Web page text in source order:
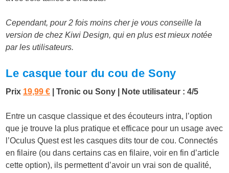
Cependant, pour 2 fois moins cher je vous conseille la
version de chez Kiwi Design, qui en plus est mieux notée
par les utilisateurs.
Le casque tour du cou de Sony
Prix 19,99 € |Tronic ou Sony | Note utilisateur : 4/5
Entre un casque classique et des écouteurs intra, l’option
que je trouve la plus pratique et efficace pour un usage avec
l’Oculus Quest est les casques dits tour de cou. Connectés
en filaire (ou dans certains cas en filaire, voir en fin d’article
cette option), ils permettent d’avoir un vrai son de qualité,